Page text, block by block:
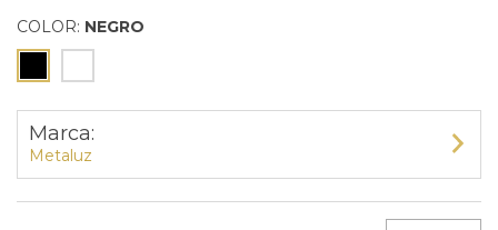
COLOR: NEGRO
Marca:
Metaluz